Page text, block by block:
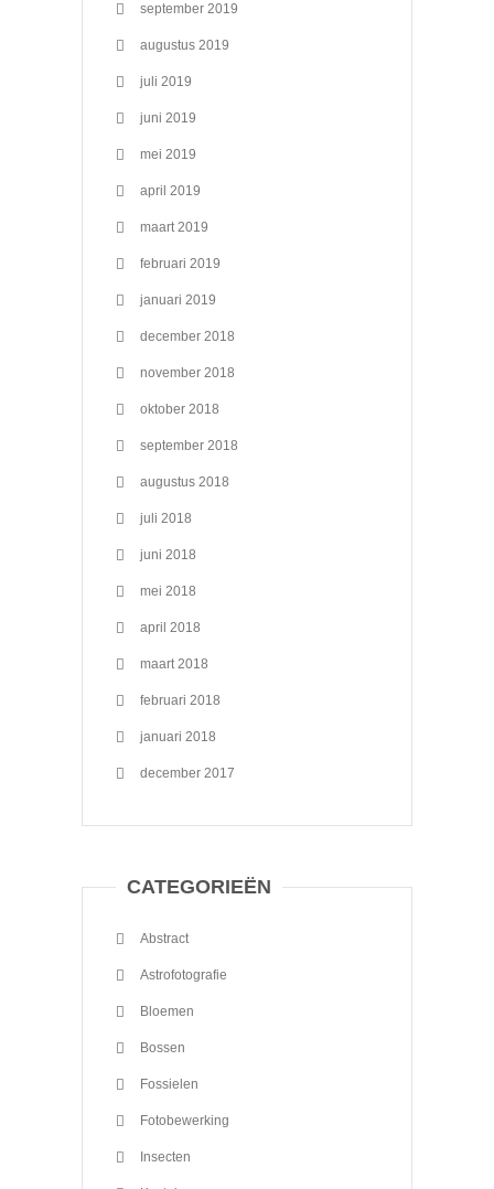
september 2019
augustus 2019
juli 2019
juni 2019
mei 2019
april 2019
maart 2019
februari 2019
januari 2019
december 2018
november 2018
oktober 2018
september 2018
augustus 2018
juli 2018
juni 2018
mei 2018
april 2018
maart 2018
februari 2018
januari 2018
december 2017
CATEGORIEËN
Abstract
Astrofotografie
Bloemen
Bossen
Fossielen
Fotobewerking
Insecten